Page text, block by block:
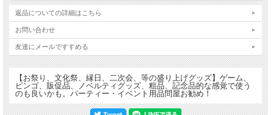
返品についての詳細はこちら
お問い合わせ
友達にメールですすめる
【お祭り、文化祭、縁日、二次会、等の盛り上げグッズ】ゲーム、
ビンゴ、販促品、ノベルティグッズ、粗品、記念品的な感覚で使う
のも良いかも。パーティー・イベント用品問屋お勧め！